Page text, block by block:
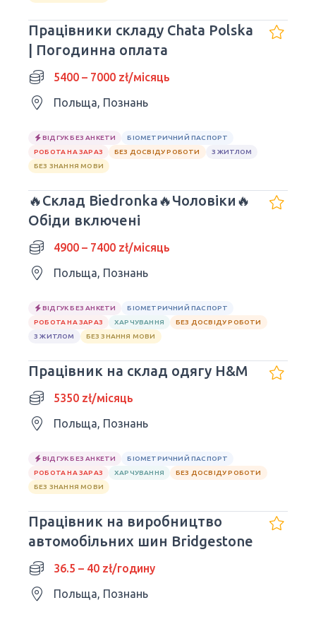
Працівники складу Chata Polska
| Погодинна оплата
5400 – 7000 zł/місяць
Польща, Познань
ВІДГУК БЕЗ АНКЕТИ
БІОМЕТРИЧНИЙ ПАСПОРТ
РОБОТА НА ЗАРАЗ
БЕЗ ДОСВІДУ РОБОТИ
З ЖИТЛОМ
БЕЗ ЗНАННЯ МОВИ
🔥Склад Biedronka🔥Чоловіки🔥
Обіди включені
4900 – 7400 zł/місяць
Польща, Познань
ВІДГУК БЕЗ АНКЕТИ
БІОМЕТРИЧНИЙ ПАСПОРТ
РОБОТА НА ЗАРАЗ
ХАРЧУВАННЯ
БЕЗ ДОСВІДУ РОБОТИ
З ЖИТЛОМ
БЕЗ ЗНАННЯ МОВИ
Працівник на склад одягу H&M
5350 zł/місяць
Польща, Познань
ВІДГУК БЕЗ АНКЕТИ
БІОМЕТРИЧНИЙ ПАСПОРТ
РОБОТА НА ЗАРАЗ
ХАРЧУВАННЯ
БЕЗ ДОСВІДУ РОБОТИ
БЕЗ ЗНАННЯ МОВИ
Працівник на виробництво
автомобільних шин Bridgestone
36.5 – 40 zł/годину
Польща, Познань